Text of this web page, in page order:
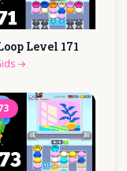
Level 171
→